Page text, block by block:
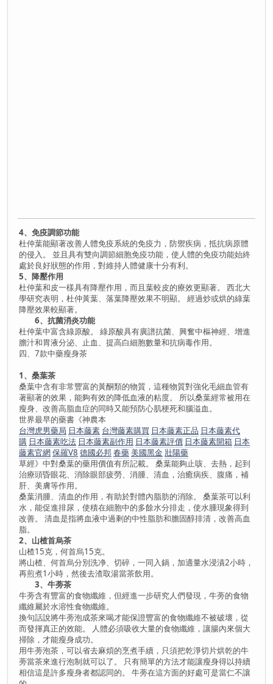
4、免疫調節功能
杜仲葉能顯著改善人體免疫系統的免疫力，防禦疾病，抵抗病原體
的侵入。 並且具有雙向調節細胞免疫功能，使人體的免疫功能始終
處於良好狀態的作用，對維持人體健康十分有利。
5、降壓作用
杜仲葉和皮一樣具有降壓作用，而且葉較皮的療效更顯著。 西北大
學研究表明，杜仲黃葉、落葉降壓效果不明顯。 經過炒或烘的綠葉
降壓效果較顯著。
6、抗菌消炎功能
杜仲葉中富含綠原酸。 綠原酸具有廣譜抗菌、興奮中樞神經、增進
膽汁和胃液分泌、止血、提高白細胞數量和抗病毒作用。
四、7款中藥瘦身茶
1、桑葉茶
桑葉中含有非常豐富的黃酮類的物質，這種物質對強化毛細血管有
著顯著的效果，能夠有效的降低血液的粘度。 所以桑葉經常被用在
瘦身、改善高脂血症的同時又能預防心肌梗死和腦溢血。
世界最早的藥書《神農本
台灣虎男藥局 日本藤素 台灣藤素購買 日本藤素正品 日本藤素代
購 日本藤素吃法 日本藤素副作用 日本藤素評價 日本藤素開箱 日本
藤素官網保羅V8 德國必邦春藥美國黑金 壯陽藥
草經》中對桑葉的藥用價值有所記載。 桑葉能夠止咳、去熱，起到
治療頭昏眼花、消除眼部疲勞、消腫、清血，治癒病疾、腹痛，補
肝、美膚等作用。
桑葉消腫、清血的作用，有助於對體內脂肪的消除。 桑葉茶可以利
水，能促進排尿，使積在細胞中的多餘水分排走，使水腫現象得到
改善。 清血是指將血液中過剩的中性脂肪和膽固醇排清，改善高血
脂。
2、山楂首烏茶
山楂15克，何首烏15克。
將山楂、何首烏分別洗净、切碎，一同入鍋，加適量水浸漬2小時，
再煎煮1小時，然後去渣取湯當茶飲用。
3、牛蒡茶
牛蒡含有豐富的食物纖維，但經進一步研究人們發現，牛蒡的食物
纖維屬於水溶性食物纖維。
換句話說將牛蒡泡成茶來喝才能保證豐富的食物纖維不被破壞，從
而發揮真正的效能。 人體必須吸收大量的食物纖維，讓腸內來個大
掃除，才能瘦身成功。
用牛蒡泡茶，可以省去麻煩的烹煮手續，只須把乾淨切片烘乾的牛
蒡當茶來進行泡制就可以了。 只有簡單的方法才能讓瘦身得以持續
相信這是許多瘦身者都認同的。 牛蒡在這方面的好處可是當仁不讓